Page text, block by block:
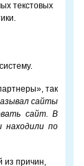
текстовых
так
сайты
сайт. В
находили по
из причин,